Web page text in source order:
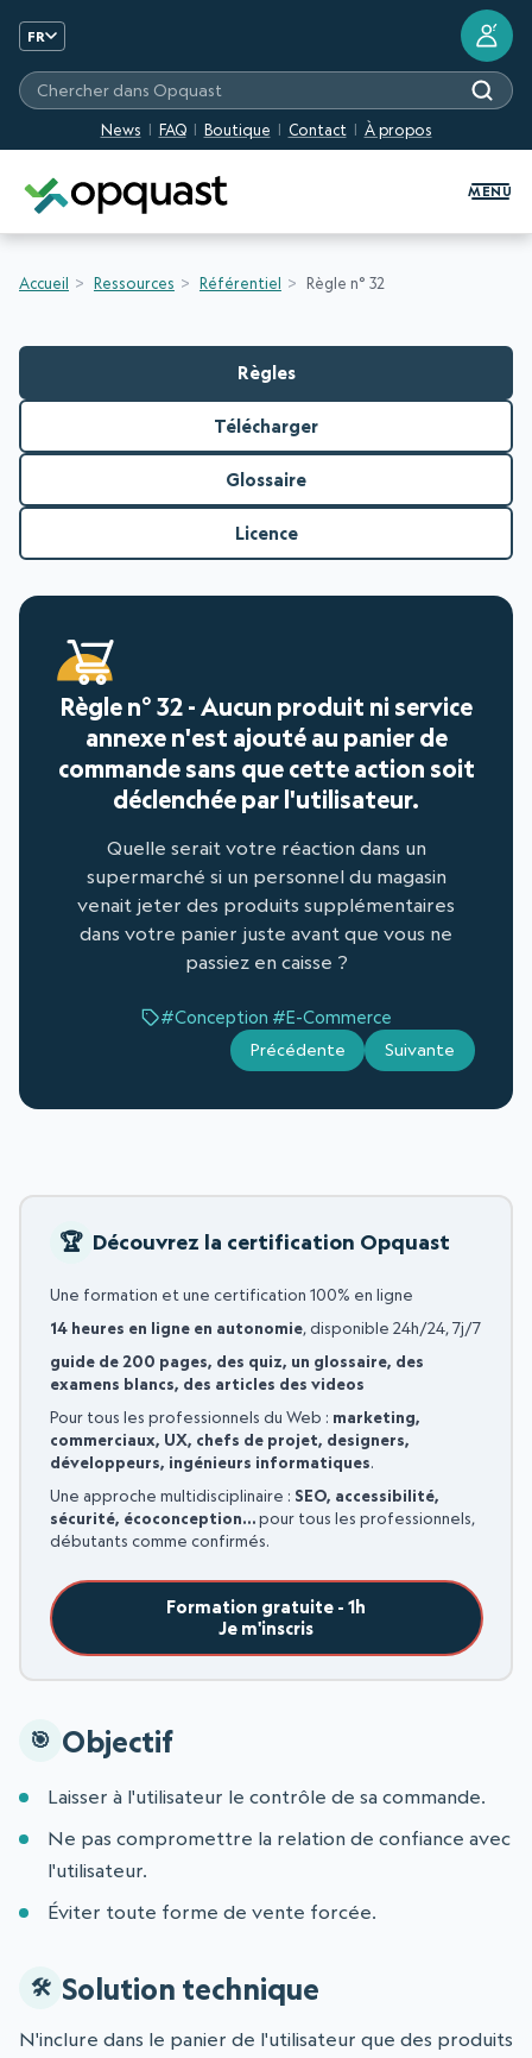
FR
News FAQ Boutique Contact À propos
Chercher dans Opquast
?
MENU
Accueil Ressources Référentiel Règle n° 32
Règles
Télécharger
Glossaire
Licence
Règle n° 32 - Aucun produit ni service
annexe n'est ajouté au panier de
commande sans que cette action soit
déclenchée par l'utilisateur.
Quelle serait votre réaction dans un
supermarché si un personnel du magasin
venait jeter des produits supplémentaires
dans votre panier juste avant que vous ne
passiez en caisse ?
#Conception #E-Commerce
Précédente Suivante
Découvrez la certification Opquast
Une formation et une certification 100% en ligne
14 heures en ligne en autonomie, disponible 24h/24, 7j/7
guide de 200 pages, des quiz, un glossaire, des
examens blancs, des articles des videos
Pour tous les professionnels du Web : marketing,
commerciaux, UX, chefs de projet, designers,
développeurs, ingénieurs informatiques.
Une approche multidisciplinaire : SEO, accessibilité,
sécurité, écoconception…pour tous les professionnels,
débutants comme confirmés.
Formation gratuite - 1h
Je m'inscris
Objectif
Laisser à l'utilisateur le contrôle de sa commande.
Ne pas compromettre la relation de confiance avec
l'utilisateur.
Éviter toute forme de vente forcée.
Solution technique
N'inclure dans le panier de l'utilisateur que des produits